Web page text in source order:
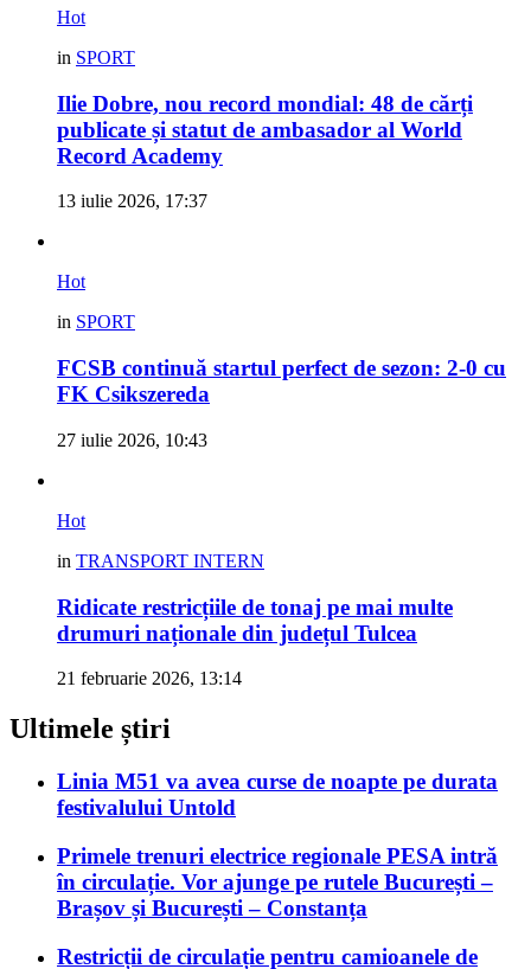
Hot
in SPORT
Ilie Dobre, nou record mondial: 48 de cărți
publicate și statut de ambasador al World
Record Academy
13 iulie 2026, 17:37
Hot
in SPORT
FCSB continuă startul perfect de sezon: 2-0 cu
FK Csikszereda
27 iulie 2026, 10:43
Hot
in TRANSPORT INTERN
Ridicate restricțiile de tonaj pe mai multe
drumuri naționale din județul Tulcea
21 februarie 2026, 13:14
Ultimele știri
Linia M51 va avea curse de noapte pe durata
festivalului Untold
Primele trenuri electrice regionale PESA intră
în circulație. Vor ajunge pe rutele București –
Brașov și București – Constanța
Restricții de circulație pentru camioanele de